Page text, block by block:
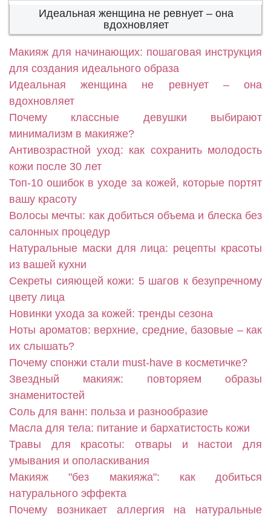
Идеальная женщина не ревнует – она
вдохновляет
Макияж для начинающих: пошаговая инструкция
для создания идеального образа
Идеальная женщина не ревнует – она
вдохновляет
Почему классные девушки выбирают
минимализм в макияже?
Антивозрастной уход: как сохранить молодость
кожи после 30 лет
Топ-10 ошибок в уходе за кожей, которые портят
вашу красоту
Волосы мечты: как добиться объема и блеска без
салонных процедур
Натуральные маски для лица: рецепты красоты
из вашей кухни
Секреты сияющей кожи: 5 шагов к безупречному
цвету лица
Новинки ухода за кожей: тренды сезона
Ноты ароматов: верхние, средние, базовые – как
их слышать?
Почему спонжи стали must-have в косметичке?
Звездный макияж: повторяем образы
знаменитостей
Соль для ванн: польза и разнообразие
Масла для тела: питание и бархатистость кожи
Травы для красоты: отвары и настои для
умывания и ополаскивания
Макияж "без макияжа": как добиться
натурального эффекта
Почему возникает аллергия на натуральные